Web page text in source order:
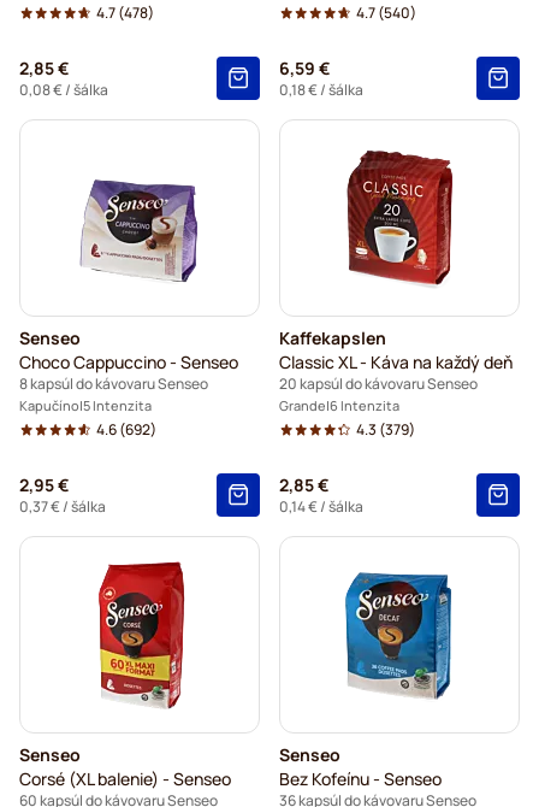
4.7(478)
2,85 €
0,08 €/ šálka
4.7(540)
6,59 €
0,18 €/ šálka
Senseo
Choco Cappuccino - Senseo
8 kapsúl do kávovaru Senseo
Kapučíno 5 Intenzita
4.6(692)
2,95 €
0,37 €/ šálka
Kaffekapslen
Classic XL - Káva na každý deň
20 kapsúl do kávovaru Senseo
Grande 6 Intenzita
4.3 (379)
2,85 €
0,14 €/ šálka
Senseo
Corsé (XL balenie) - Senseo
60 kapsúl do kávovaru Senseo
Senseo
Bez Kofeínu - Senseo
36 kapsúl do kávovaru Senseo